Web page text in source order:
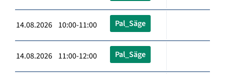
14.08.2026 10:00-11:00 Pal_Säge
14.08.2026 11:00-12:00 Pal_Säge